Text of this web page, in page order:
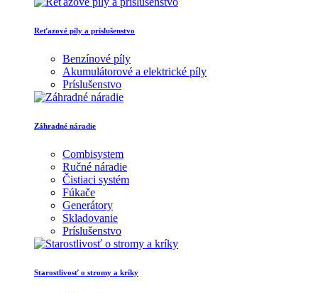
Reťazové píly a príslušenstvo
Benzínové píly
Akumulátorové a elektrické píly
Príslušenstvo
Záhradné náradie
Combisystem
Ručné náradie
Čistiaci systém
Fúkače
Generátory
Skladovanie
Príslušenstvo
Starostlivosť o stromy a kríky